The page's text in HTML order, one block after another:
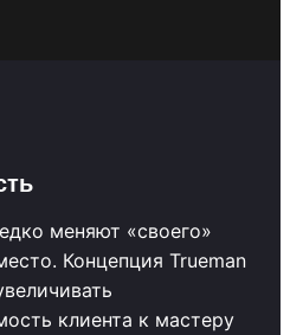
меняют «своего»
Концепция Trueman
клиента к мастеру